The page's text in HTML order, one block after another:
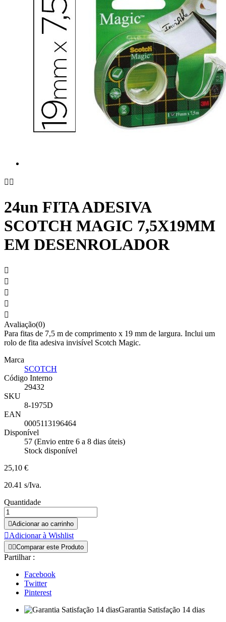
 
24un FITA ADESIVA
SCOTCH MAGIC 7,5X19MM
EM DESENROLADOR





Avaliação(0)
Para fitas de 7,5 m de comprimento x 19 mm de largura. Inclui um
rolo de fita adesiva invisível Scotch Magic.
Marca
SCOTCH
Código Interno
29432
SKU
8-1975D
EAN
0005113196464
Disponível
57 (Envio entre 6 a 8 dias úteis)
Stock disponível
25,10 €
20.41 s/Iva.
Quantidade
Adicionar ao carrinho
Adicionar à Wishlist
 Comparar este Produto
Partilhar :
Facebook
Twitter
Pinterest
Garantia Satisfação 14 dias